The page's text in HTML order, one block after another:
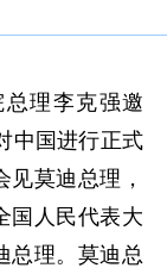
理李克强邀
中国进行正式
莫迪总理，
国人民代表大
总理。莫迪总